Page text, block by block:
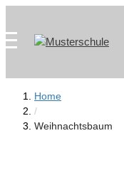
springen
content
Home
/
Weihnachtsbaum